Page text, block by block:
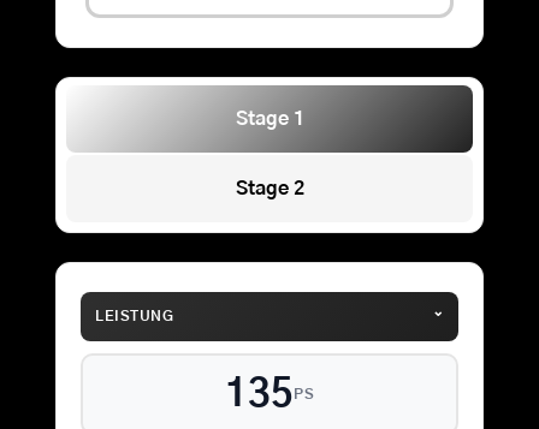
Stage 1
Stage 2
LEISTUNG ⌄
135 PS